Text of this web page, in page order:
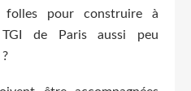
folles pour construire à
de Paris aussi peu